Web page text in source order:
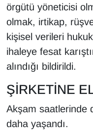
örgütü yöneticisi
olmak, irtikap,
kişisel verileri
ihaleye fesat
alındığı bildirildi.
ŞİRKETİNE
Akşam saatlerinde
daha yaşandı.
MEDYA
ONE EKONOMİ
POLİTİKA
Resmi İlanlar
RÖPORTAJ